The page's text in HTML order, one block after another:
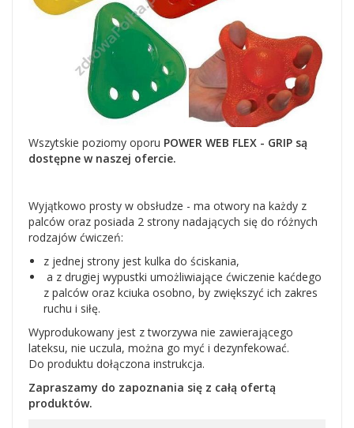
Wszytskie poziomy oporu POWER WEB FLEX - GRIP są
dostępne w naszej ofercie.
Wyjątkowo prosty w obsłudze - ma otwory na każdy z
palców oraz posiada 2 strony nadających się do różnych
rodzajów ćwiczeń:
z jednej strony jest kulka do ściskania,
a z drugiej wypustki umożliwiające ćwiczenie kaćdego
z palców oraz kciuka osobno, by zwiększyć ich zakres
ruchu i siłę.
Wyprodukowany jest z tworzywa nie zawierającego
lateksu, nie uczula, można go myć i dezynfekować.
Do produktu dołączona instrukcja.
Zapraszamy do zapoznania się z całą ofertą
produktów.